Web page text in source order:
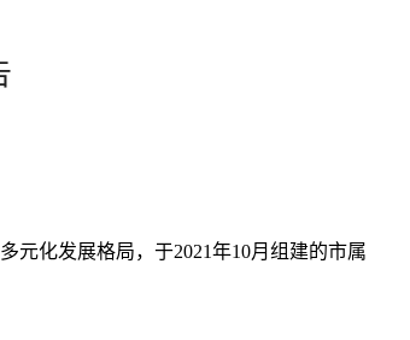
元化发展格局，于2021年10月组建的市属